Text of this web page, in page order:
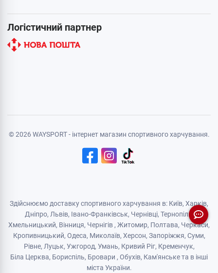
Логістичний партнер
© 2026 WAYSPORT - інтернет магазин спортивного харчування.
Здійснюємо доставку спортивного харчування в: Київ, Харків,
Дніпро, Львів, Івано-Франківськ, Чернівці, Тернопіль
Хмельницький, Вінниця, Чернігів , Житомир, Полтава, Черкаси,
Кропивницький, Одеса, Миколаїв, Херсон, Запоріжжя, Суми,
Рівне, Луцьк, Ужгород, Умань, Кривий Ріг, Кременчук,
Біла Церква, Бориспіль, Бровари , Обухів, Кам'янськeта в інші
міста України.